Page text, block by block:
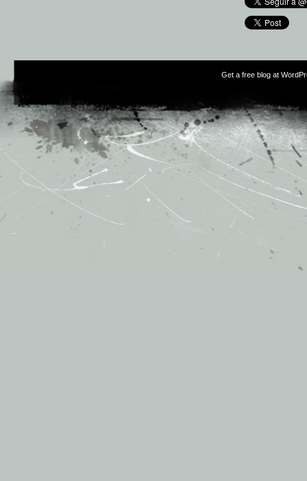
Get a free blog at